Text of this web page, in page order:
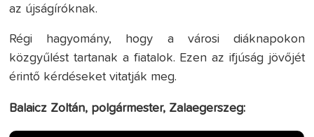
az újságíróknak.
Régi hagyomány, hogy a városi diáknapokon
közgyűlést tartanak a fiatalok. Ezen az ifjúság jövőjét
érintő kérdéseket vitatják meg.
Balaicz Zoltán, polgármester, Zalaegerszeg: